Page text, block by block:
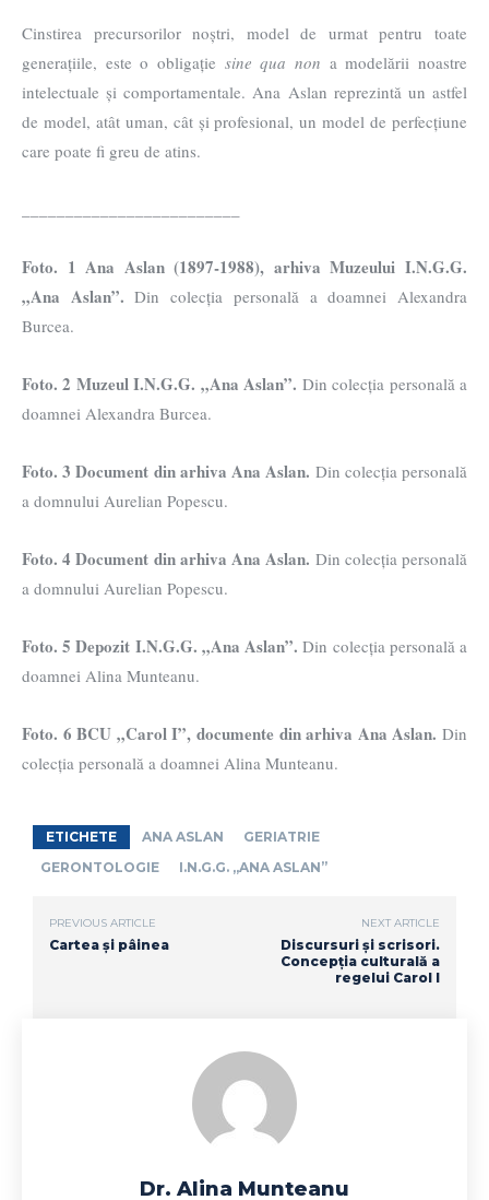
Cinstirea precursorilor noștri, model de urmat pentru toate
generațiile, este o obligație sine qua non a modelării noastre
intelectuale și comportamentale. Ana Aslan reprezintă un astfel
de model, atât uman, cât și profesional, un model de perfecțiune
care poate fi greu de atins.
Foto. 1 Ana Aslan (1897-1988), arhiva Muzeului I.N.G.G.
„Ana Aslan”.Din colecția personală a doamnei Alexandra
Burcea.
Foto. 2 Muzeul I.N.G.G. „Ana Aslan”. Din colecția personală a
doamnei Alexandra Burcea.
Foto. 3 Document din arhiva Ana Aslan. Din colecția personală
a domnului Aurelian Popescu.
Foto. 4 Document din arhiva Ana Aslan. Din colecția personală
a domnului Aurelian Popescu.
Foto. 5 Depozit I.N.G.G. „Ana Aslan”. Din colecția personală a
doamnei Alina Munteanu.
Foto. 6 BCU „Carol I”, documente din arhiva Ana Aslan. Din
colecția personală a doamnei Alina Munteanu.
ETICHETE ANA ASLAN
GERIATRIE
GERONTOLOGIE
I.N.G.G. „ANA ASLAN”
PREVIOUS ARTICLE
Cartea și pâinea
NEXT ARTICLE
Discursuri și scrisori.
Concepția culturală a
regelui Carol I
Dr. Alina Munteanu